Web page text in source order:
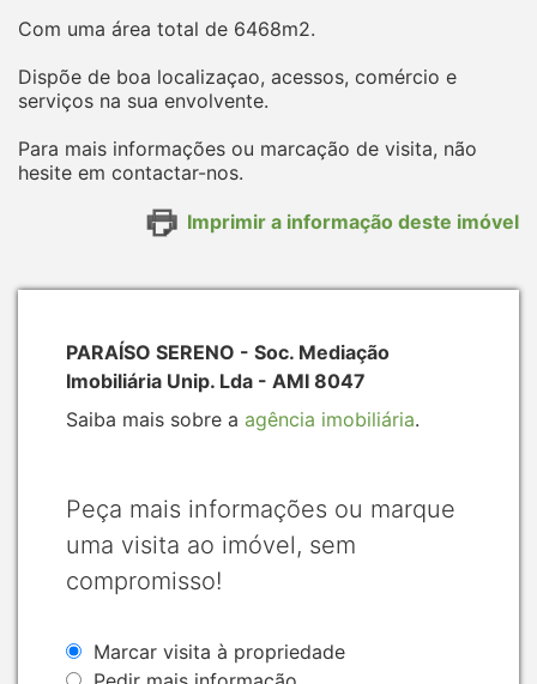
Com uma área total de 6468m2.
Dispõe de boa localizaçao, acessos, comércio e
serviços na sua envolvente.
Para mais informações ou marcação de visita, não
hesite em contactar-nos.
Imprimir a informação deste imóvel
PARAÍSO SERENO - Soc. Mediação
Imobiliária Unip. Lda - AMI 8047
Saiba mais sobre a agência imobiliária.
Peça mais informações ou marque
uma visita ao imóvel, sem
compromisso!
Marcar visita à propriedade